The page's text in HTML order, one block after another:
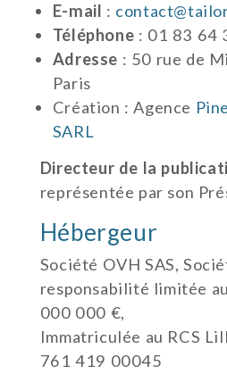
E-mail :
Téléphone : 01 83 64
Adresse : 50 rue de
Paris
Création : Agence
SARL
Directeur de la
représentée par son
Hébergeur
Société OVH SAS,
responsabilité limitée
000 000 €,
Immatriculée au RCS
761 419 00045